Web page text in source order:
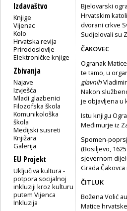
Izdavaštvo
Knjige
Vijenac
Kolo
Hrvatska revija
Prirodoslovlje
Elektroničke knjige
Zbivanja
Najave
Izvješća
Mladi glazbenici
Filozofska škola
Komunikološka
škola
Medijski susreti
Knjižara
Galerija
EU Projekt
Uključiva kultura -
potpora socijalnoj
inkluziji kroz kulturu
putem Vijenca
Inkluzija
Bjelovarski
Hrvatskim
dvorani crkve
Sudjelovali su
ČAKOVEC
Ogranak
te tamo, u
glavnih
Nakon
je objavljena u
Istu knjigu
Međimurje iz
Spomen-
(Bosiljevo,
sjevernom
Grada
ČITLUK
Božena Volić
Matice